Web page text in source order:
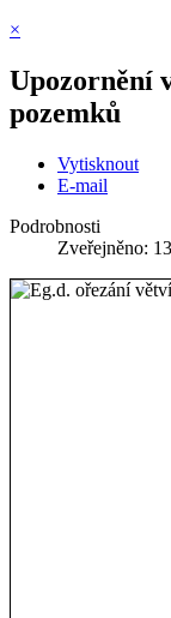
×
Upozornění
pozemků
Vytisknout
E-mail
Podrobnosti
Zveřejněno: